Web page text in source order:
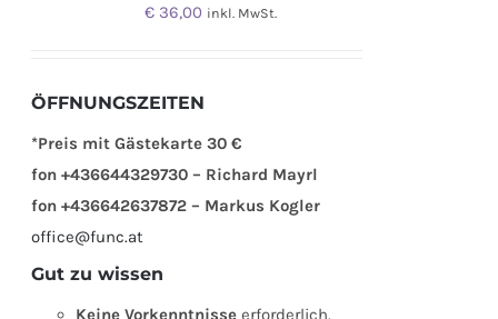
€ 36,00 inkl. MwSt.
ÖFFNUNGSZEITEN
*Preis mit Gästekarte 30 €
fon +436644329730 – Richard Mayrl
fon +436642637872 – Markus Kogler
office@func.at
Gut zu wissen
Keine Vorkenntnisse erforderlich.